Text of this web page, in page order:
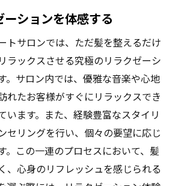
ションを体感する
トサロンでは、ただ髪を整えるだけ
ラックスさせる究極のリラクゼーシ
。サロン内では、優雅な音楽や心地
れたお客様がすぐにリラックスでき
います。また、経験豊富なスタイリ
セリングを行い、個々の要望に応じ
。この一連のプロセスにおいて、髪
、心身のリフレッシュを感じられる